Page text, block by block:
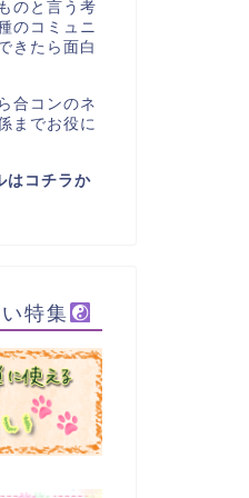
のと言う考
のコミュニ
きたら面白
合コンのネ
までお役に
はコチラか
特集